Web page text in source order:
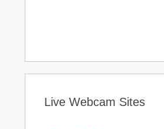
Live Webcam Sites